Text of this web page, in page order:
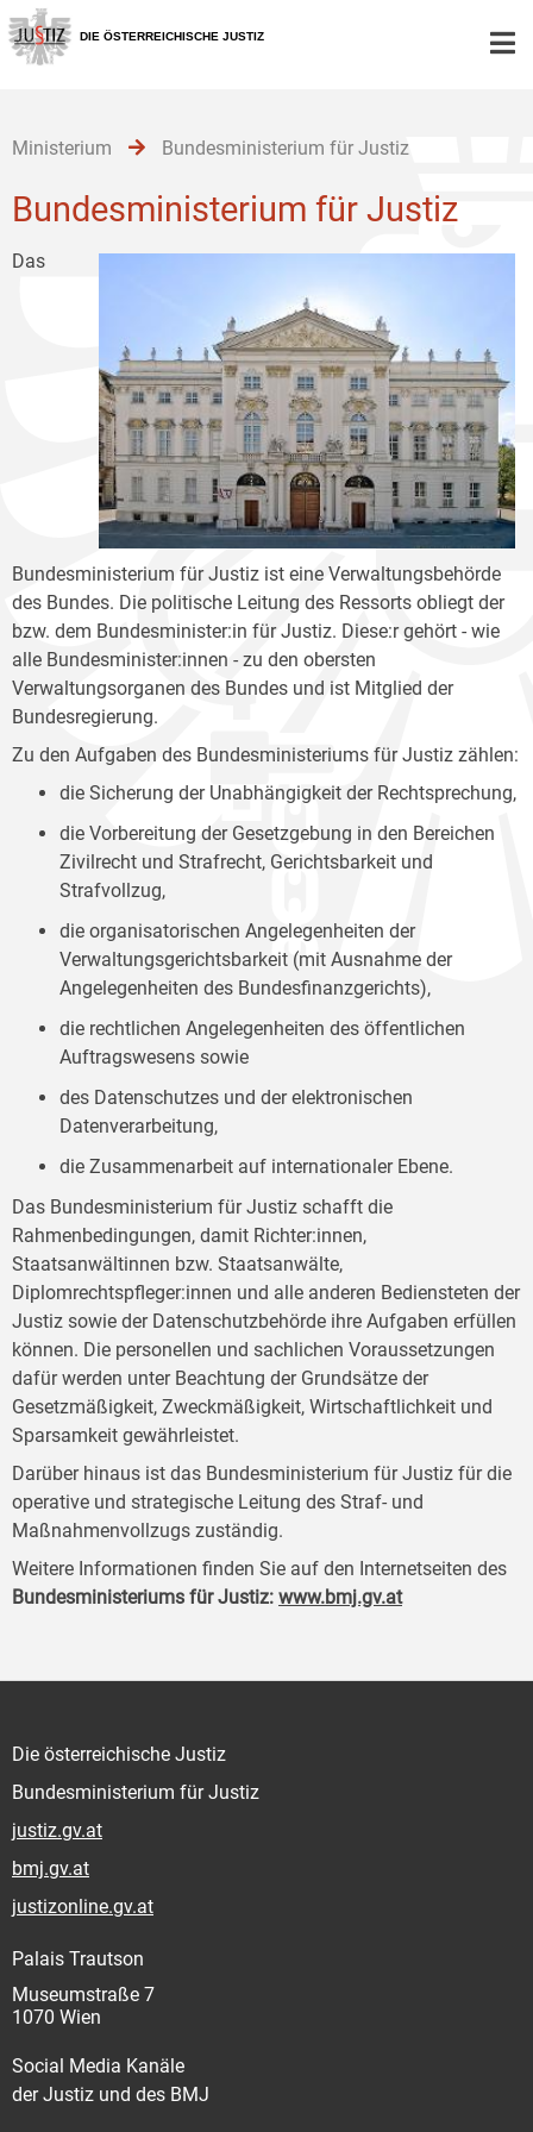
Zur
Hauptnavigation
[1]
Zum
Inhalt
[2]
Zum
Untermenü
[3]
DIE ÖSTERREICHISCHE JUSTIZ
Ministerium Bundesministerium für Justiz
Bundesministerium für Justiz
Das
Bundesministerium für Justiz ist eine Verwaltungsbehörde
des Bundes. Die politische Leitung des Ressorts obliegt der
bzw. dem Bundesminister:in für Justiz. Diese:r gehört - wie
alle Bundesminister:innen - zu den obersten
Verwaltungsorganen des Bundes und ist Mitglied der
Bundesregierung.
Zu den Aufgaben des Bundesministeriums für Justiz zählen:
die Sicherung der Unabhängigkeit der Rechtsprechung,
die Vorbereitung der Gesetzgebung in den Bereichen
Zivilrecht und Strafrecht, Gerichtsbarkeit und
Strafvollzug,
die organisatorischen Angelegenheiten der
Verwaltungsgerichtsbarkeit (mit Ausnahme der
Angelegenheiten des Bundesfinanzgerichts),
die rechtlichen Angelegenheiten des öffentlichen
Auftragswesens sowie
des Datenschutzes und der elektronischen
Datenverarbeitung,
die Zusammenarbeit auf internationaler Ebene.
Das Bundesministerium für Justiz schafft die
Rahmenbedingungen, damit Richter:innen,
Staatsanwältinnen bzw. Staatsanwälte,
Diplomrechtspfleger:innen und alle anderen Bediensteten der
Justiz sowie der Datenschutzbehörde ihre Aufgaben erfüllen
können. Die personellen und sachlichen Voraussetzungen
dafür werden unter Beachtung der Grundsätze der
Gesetzmäßigkeit, Zweckmäßigkeit, Wirtschaftlichkeit und
Sparsamkeit gewährleistet.
Darüber hinaus ist das Bundesministerium für Justiz für die
operative und strategische Leitung des Straf- und
Maßnahmenvollzugs zuständig.
Weitere Informationen finden Sie auf den Internetseiten des
Bundesministeriums für Justiz: www.bmj.gv.at
Die österreichische Justiz
Bundesministerium für Justiz
justiz.gv.at
bmj.gv.at
justizonline.gv.at
Palais Trautson
Museumstraße 7
1070 Wien
Social Media Kanäle
der Justiz und des BMJ